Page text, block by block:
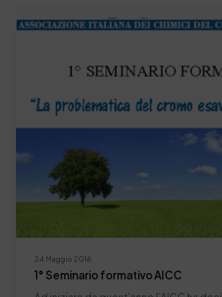
24 Maggio 2016
1° Seminario formativo AICC